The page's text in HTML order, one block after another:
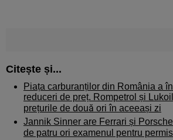
Citește și...
Piața carburanților din România a
reduceri de preț. Rompetrol și
prețurile de două ori în aceeași zi
Jannik Sinner are Ferrari și
de patru ori examenul pentru